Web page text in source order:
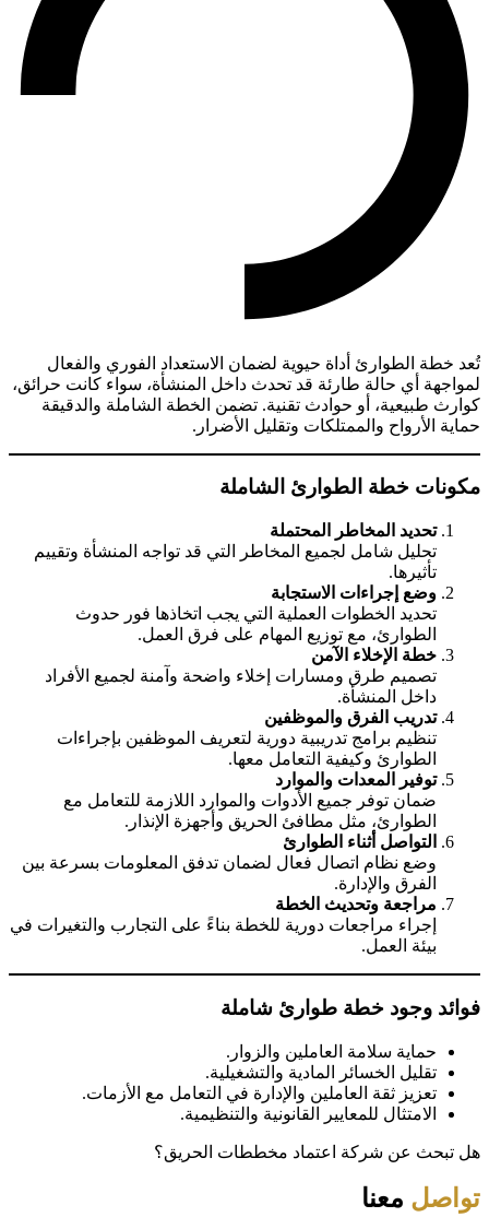
تُعد خطة الطوارئ أداة حيوية لضمان الاستعداد الفوري والفعال
لمواجهة أي حالة طارئة قد تحدث داخل المنشأة، سواء كانت حرائق،
كوارث طبيعية، أو حوادث تقنية. تضمن الخطة الشاملة والدقيقة
حماية الأرواح والممتلكات وتقليل الأضرار.
مكونات خطة الطوارئ الشاملة
تحديد المخاطر المحتملة
تحليل شامل لجميع المخاطر التي قد تواجه المنشأة وتقييم
تأثيرها.
وضع إجراءات الاستجابة
تحديد الخطوات العملية التي يجب اتخاذها فور حدوث
الطوارئ، مع توزيع المهام على فرق العمل.
خطة الإخلاء الآمن
تصميم طرق ومسارات إخلاء واضحة وآمنة لجميع الأفراد
داخل المنشأة.
تدريب الفرق والموظفين
تنظيم برامج تدريبية دورية لتعريف الموظفين بإجراءات
الطوارئ وكيفية التعامل معها.
توفير المعدات والموارد
ضمان توفر جميع الأدوات والموارد اللازمة للتعامل مع
الطوارئ، مثل مطافئ الحريق وأجهزة الإنذار.
التواصل أثناء الطوارئ
وضع نظام اتصال فعال لضمان تدفق المعلومات بسرعة بين
الفرق والإدارة.
مراجعة وتحديث الخطة
إجراء مراجعات دورية للخطة بناءً على التجارب والتغيرات في
بيئة العمل.
فوائد وجود خطة طوارئ شاملة
حماية سلامة العاملين والزوار.
تقليل الخسائر المادية والتشغيلية.
تعزيز ثقة العاملين والإدارة في التعامل مع الأزمات.
الامتثال للمعايير القانونية والتنظيمية.
هل تبحث عن شركة اعتماد مخططات الحريق؟
تواصل معنا